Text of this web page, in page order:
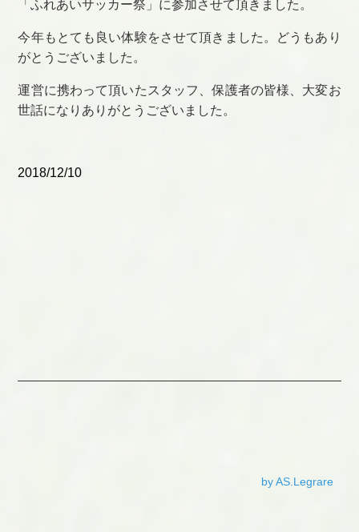
「ふれあいサッカー祭」に参加させて頂きました。
今年もとても良い体験をさせて頂きました。どうもあり
がとうございました。
運営に携わって頂いたスタッフ、保護者の皆様、大変お
世話になりありがとうございました。
2018/12/10
by AS.Legrare